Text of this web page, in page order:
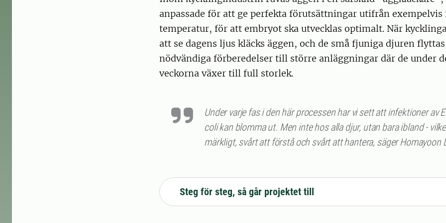
anpassade för att ge perfekta förutsättningar utifrån exempelvis
temperatur, för att embryot ska utvecklas optimalt. När
att se dagens ljus kläcks äggen, och de små fjuniga djuren
nödvändiga förberedelser till större anläggningar där de under
veckorna växer till full storlek.
Under varje fas i den här processen har vi sett att infektioner av
coli kan blomma ut. Men inte hos alla djur, utan bara ibland -
märkligt, svårt att förstå och svårt att hantera, säger Homayoon
Steg för steg, så går projektet till